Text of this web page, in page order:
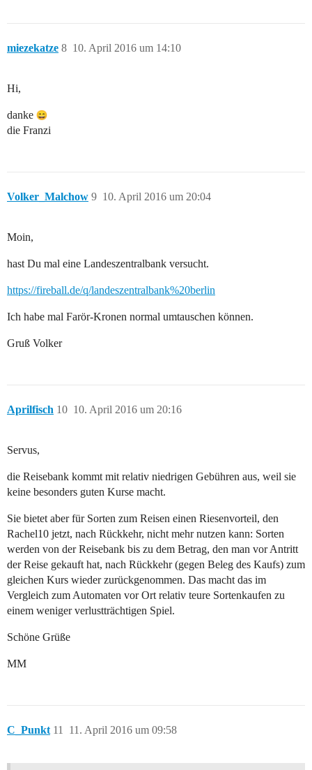
miezekatze 10. April 2016 um 14:10
8
Hi,
danke
die Franzi
Volker_Malchow 10. April 2016 um 20:04
9
Moin,
hast Du mal eine Landeszentralbank versucht.
https://fireball.de/q/landeszentralbank%20berlin
Ich habe mal Farör-Kronen normal umtauschen können.
Gruß Volker
Aprilfisch 10. April 2016 um 20:16
10
Servus,
die Reisebank kommt mit relativ niedrigen Gebühren aus, weil sie
keine besonders guten Kurse macht.
Sie bietet aber für Sorten zum Reisen einen Riesenvorteil, den
Rachel10 jetzt, nach Rückkehr, nicht mehr nutzen kann: Sorten
werden von der Reisebank bis zu dem Betrag, den man vor Antritt
der Reise gekauft hat, nach Rückkehr (gegen Beleg des Kaufs) zum
gleichen Kurs wieder zurückgenommen. Das macht das im
Vergleich zum Automaten vor Ort relativ teure Sortenkaufen zu
einem weniger verlustträchtigen Spiel.
Schöne Grüße
MM
C_Punkt 11. April 2016 um 09:58
11